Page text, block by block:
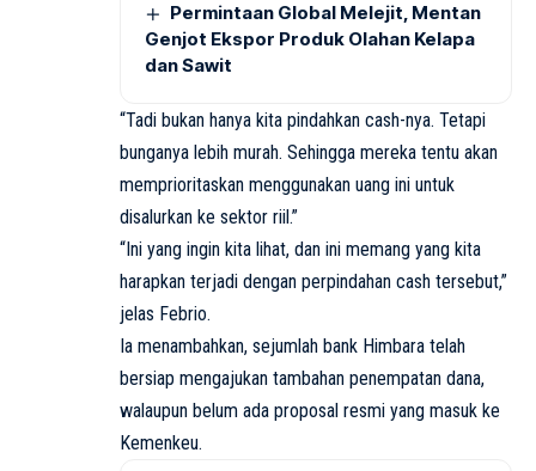
Permintaan Global Melejit, Mentan
Genjot Ekspor Produk Olahan Kelapa
dan Sawit
“Tadi bukan hanya kita pindahkan cash-nya. Tetapi
bunganya lebih murah. Sehingga mereka tentu akan
memprioritaskan menggunakan uang ini untuk
disalurkan ke sektor riil.”
“Ini yang ingin kita lihat, dan ini memang yang kita
harapkan terjadi dengan perpindahan cash tersebut,”
jelas Febrio.
Ia menambahkan, sejumlah bank Himbara telah
bersiap mengajukan tambahan penempatan dana,
walaupun belum ada proposal resmi yang masuk ke
Kemenkeu.